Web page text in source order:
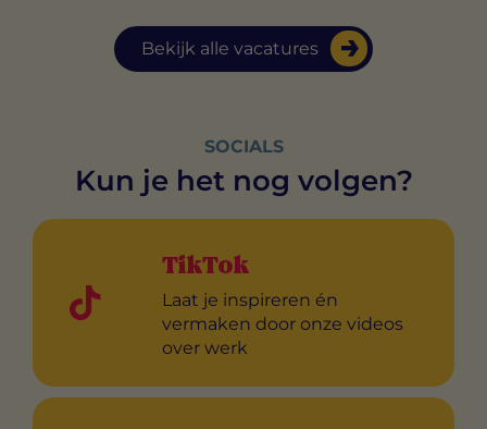
Bekijk alle vacatures
SOCIALS
Kun je het nog volgen?
TikTok
Laat je inspireren én
vermaken door onze videos
over werk